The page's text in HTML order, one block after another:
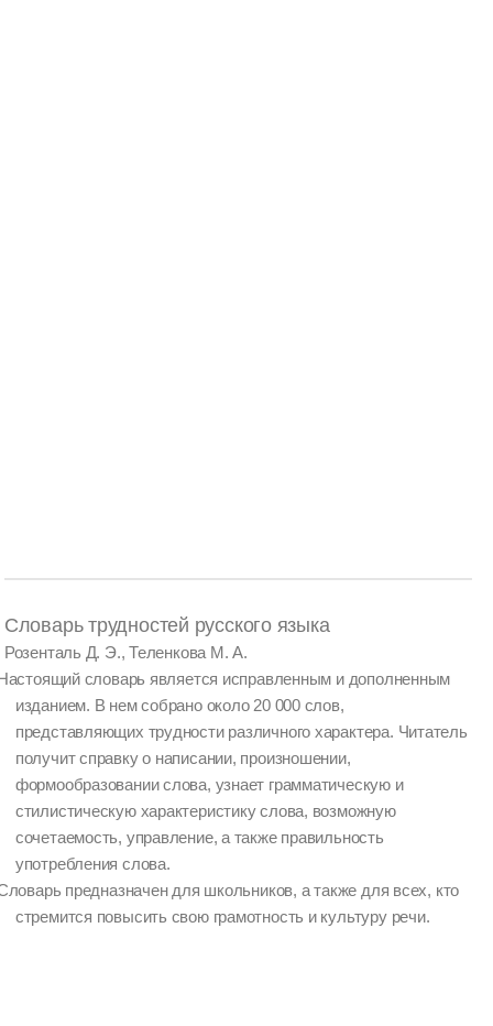
Словарь трудностей русского языка
Розенталь Д. Э., Теленкова М. А.
словарь является исправленным и дополненным
изданием. В нем собрано около 20 000 слов,
представляющих трудности различного характера. Читатель
получит справку о написании, произношении,
формообразовании слова, узнает грамматическую и
стилистическую характеристику слова, возможную
сочетаемость, управление, а также правильность
употребления слова.
предназначен для школьников, а также для всех, кто
стремится повысить свою грамотность и культуру речи.